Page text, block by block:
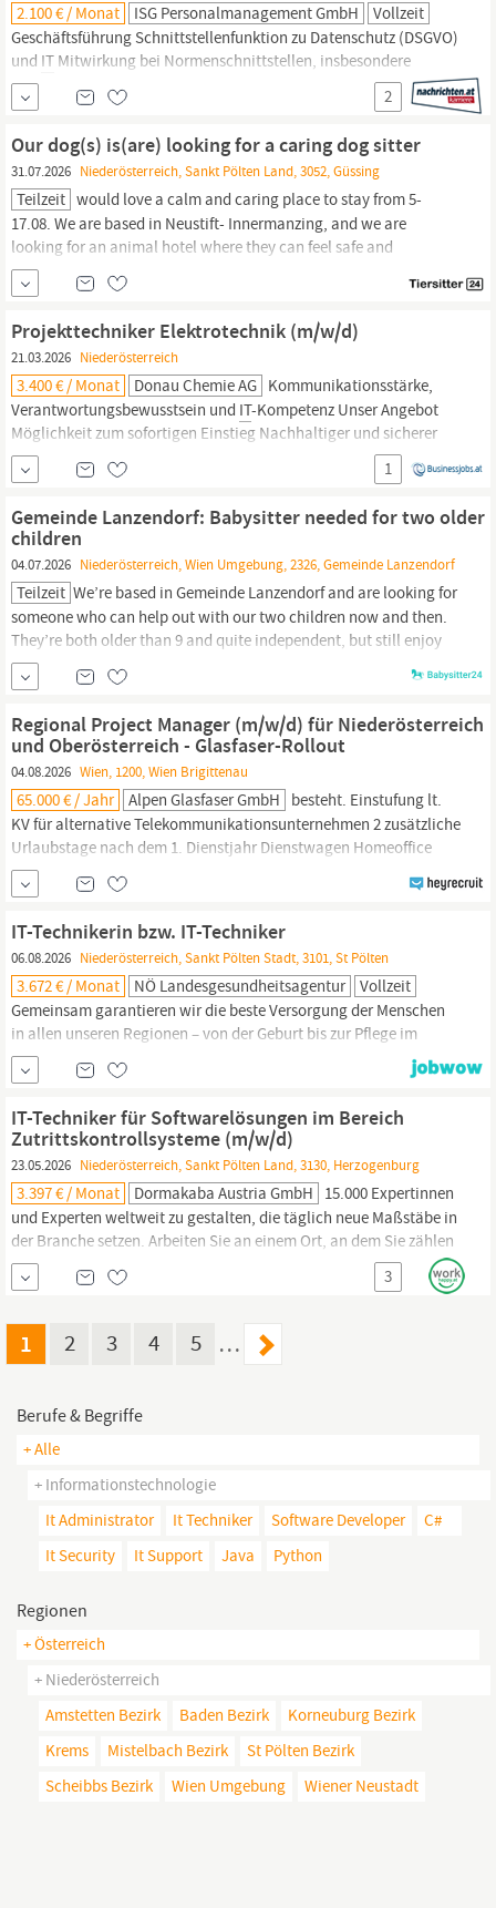
2.100 € / Monat ISG Personalmanagement GmbH
Vollzeit
Geschäftsführung Schnittstellenfunktion zu Datenschutz (DSGVO)
und IT Mitwirkung bei Normenschnittstellen, insbesondere
ISO/IEC 9001 und IMS im Unternehmen Ihr Profil Abgeschlossene
Ausbildung im Bereich
, Informationssicherheit oder eine
27001 Verständnis für rechtliche...
2
Our dog(s) is(are) looking for a caring dog sitter
31.07.2026 Niederösterreich, Sankt Pölten Land, 3052, Güssing
Teilzeit would love a calm and caring place to stay from 5-
17.08. We are based in Neustift- Innermanzing, and we are
looking for an animal hotel where they can feel safe and
comfortable. Kaiser and Melody are friendly dogs and enjoys
being around people.
would mean a lot to us to know they are
in good hands with someone who truly enjoys spending time with
dogs.
Projekttechniker Elektrotechnik (m/w/d)
21.03.2026 Niederösterreich
3.400 € / Monat Donau Chemie AG Kommunikationsstärke,
Verantwortungsbewusstsein und IT-Kompetenz Unser Angebot
Möglichkeit zum sofortigen Einstieg Nachhaltiger und sicherer
Vollzeit-Arbeitsplatz in einem familiären Industrieunternehmen
Eigenständiges und verantwortungsvolles Aufgabengebiet
Zusatzleistungen (Prämien für umgesetzte
1
Gemeinde Lanzendorf: Babysitter needed for two older
children
04.07.2026 Niederösterreich, Wien Umgebung, 2326, Gemeinde Lanzendorf
Teilzeit We’re based in Gemeinde Lanzendorf and are looking for
someone who can help out with our two children now and then.
They’re both older than 9 and quite independent, but still enjoy
having someone around.
with simple cooking and preparing meals. Other than that,it
Regional Project Manager (m/w/d) für Niederösterreich
und Oberösterreich - Glasfaser-Rollout
04.08.2026 Wien, 1200, Wien Brigittenau
65.000 € / Jahr Alpen Glasfaser GmbH besteht. Einstufung lt.
KV für alternative Telekommunikationsunternehmen 2 zusätzliche
Urlaubstage nach dem 1. Dienstjahr Dienstwagen Homeoffice
Essenszuwendung Mobilitätszuschuss Moderne
auch zur Privatnutzung Rabatte in vielen Shops und online,
bieten einen hohen...
IT-Technikerin bzw. IT-Techniker
06.08.2026 Niederösterreich, Sankt Pölten Stadt, 3101, St Pölten
3.672 € / Monat NÖ Landesgesundheitsagentur
Vollzeit
Gemeinsam garantieren wir die beste Versorgung der Menschen
in allen unseren Regionen – von der Geburt bis zur Pflege im
hohen Alter. Für das Universitätsklinikum St. Pölten-Lilienfeld,
Standort St. Pölten suchen wir mit sofortiger Wirkung eineIT-
Vollzeit AlsIT-Technikerin bzw.
IT-Techniker für Softwarelösungen im Bereich
Zutrittskontrollsysteme (m/w/d)
23.05.2026 Niederösterreich, Sankt Pölten Land, 3130, Herzogenburg
3.397 € / Monat Dormakaba Austria GmbH 15.000 Expertinnen
und Experten weltweit zu gestalten, die täglich neue Maßstäbe in
der Branche setzen. Arbeiten Sie an einem Ort, an dem Sie zählen
- bewerben Sie sich jetzt!
-Techniker für Softwarelösungen im
Bereich Zutrittskontrollsysteme (m/w/d) 3130 Herzogenburg Sie
3
1 2 3 4 5 …
Berufe & Begriffe
+ Alle
+ Informationstechnologie
It Administrator
It Techniker Software Developer
C#
It Security
It Support Java Python
Regionen
+ Österreich
+ Niederösterreich
Amstetten Bezirk
Baden Bezirk
Korneuburg Bezirk
Krems
Mistelbach Bezirk
St Pölten Bezirk
Scheibbs Bezirk
Wien Umgebung Wiener Neustadt